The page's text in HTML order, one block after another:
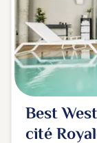
Transports &
Soins sans
Offre séjour
Best
cité